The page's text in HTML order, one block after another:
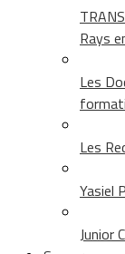
Rays
Les
Les
Yasiel
Junior